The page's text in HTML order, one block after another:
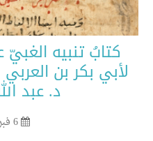
كتابُ تنبيه الغبيّ
بكر بن العربي
د. عبد الله